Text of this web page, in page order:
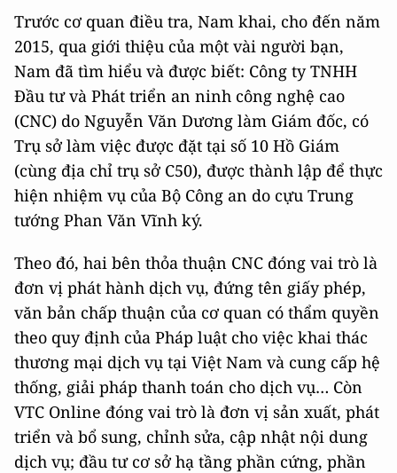
Trước cơ quan điều tra, Nam khai, cho đến năm
2015, qua giới thiệu của một vài người bạn,
Nam đã tìm hiểu và được biết: Công ty TNHH
Đầu tư và Phát triển an ninh công nghệ cao
(CNC) do Nguyễn Văn Dương làm Giám đốc, có
Trụ sở làm việc được đặt tại số 10 Hồ Giám
(cùng địa chỉ trụ sở C50), được thành lập để thực
hiện nhiệm vụ của Bộ Công an do cựu Trung
tướng Phan Văn Vĩnh ký.
Theo đó, hai bên thỏa thuận CNC đóng vai trò là
đơn vị phát hành dịch vụ, đứng tên giấy phép,
văn bản chấp thuận của cơ quan có thẩm quyền
theo quy định của Pháp luật cho việc khai thác
thương mại dịch vụ tại Việt Nam và cung cấp hệ
thống, giải pháp thanh toán cho dịch vụ… Còn
VTC Online đóng vai trò là đơn vị sản xuất, phát
triển và bổ sung, chỉnh sửa, cập nhật nội dung
dịch vụ; đầu tư cơ sở hạ tầng phần cứng, phần